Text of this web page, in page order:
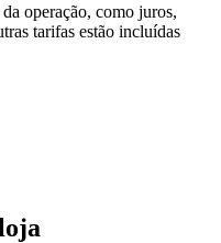
operação, como juros,
tarifas estão incluídas